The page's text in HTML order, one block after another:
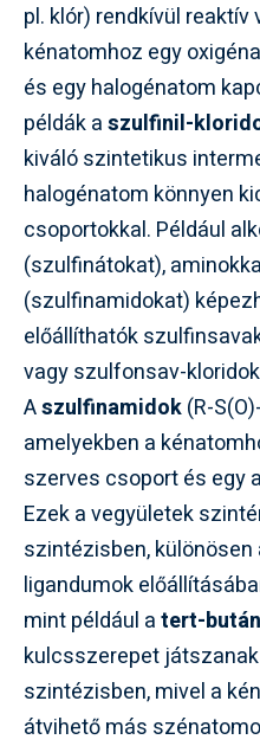
pl. klór) rendkívül
kénatomhoz egy
és egy halogénatom
példák aszulfinil-
kiváló szintetikus
halogénatom könnyen
csoportokkal. Például
(szulfinátokat),
(szulfinamidokat)
előállíthatók
vagy szulfonsav-
Aszulfinamidok(R-
amelyekben a
szerves csoport és egy
Ezek a vegyületek
szintézisben, különösen
ligandumok
mint például atert-
kulcsszerepet
szintézisben, mivel a
átvihető más